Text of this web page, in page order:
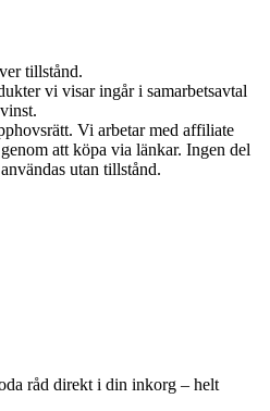
tillstånd.
vi visar ingår i samarbetsavtal
Vi arbetar med affiliate
att köpa via länkar. Ingen del
utan tillstånd.
råd direkt i din inkorg – helt